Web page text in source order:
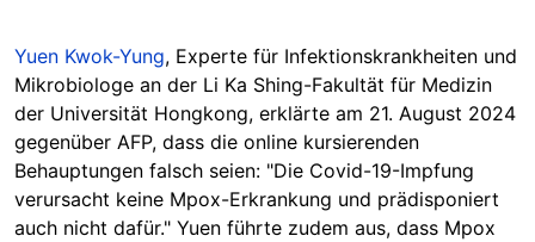
Yuen Kwok-Yung, Experte für Infektionskrankheiten und
Mikrobiologe an der Li Ka Shing-Fakultät für Medizin
der Universität Hongkong, erklärte am 21. August 2024
gegenüber AFP, dass die online kursierenden
Behauptungen falsch seien: "Die Covid-19-Impfung
verursacht keine Mpox-Erkrankung und prädisponiert
auch nicht dafür." Yuen führte zudem aus, dass Mpox